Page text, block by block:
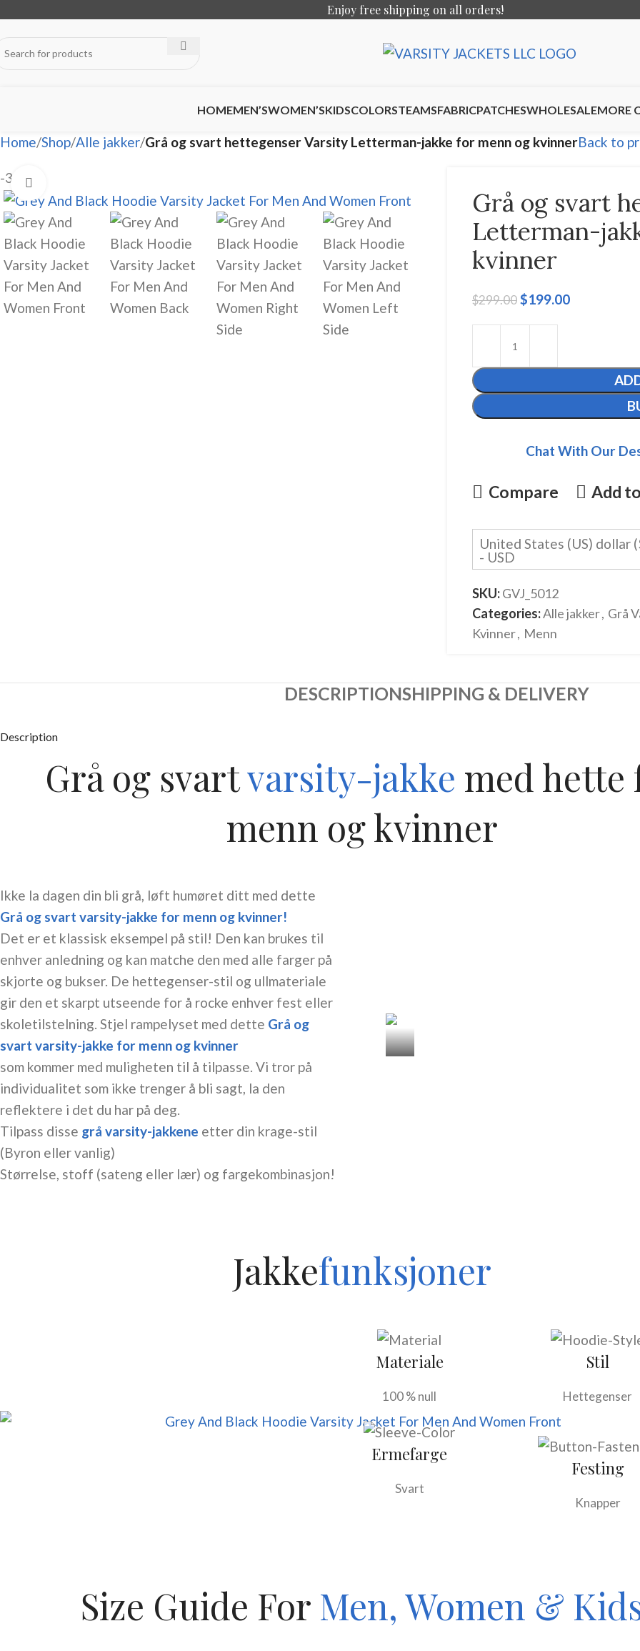
Enjoy free shipping on all orders!
HOMEMEN’SWOMEN’SKIDSCOLORSTEAMSFABRICPATCHESWHOLESALEMORE
Home Shop Alle jakker Grå og svart hettegenser Varsity Letterman-jakke for menn og kvinnerBack to
-33%
Grå og svart
Letterman-
kvinner
$299.00$199.00
Chat With Our
Compare Add
United States (US) dollar
- USD
SKU:GVJ_5012
Categories:Alle jakker, Grå
Kvinner, Menn
DESCRIPTIONSHIPPING & DELIVERY
Description
Grå og svartvarsity-jakke med hette
menn og kvinner
Ikke la dagen din bli grå, løft humøret ditt med dette
Grå og svart varsity-jakke for menn og kvinner!
Det er et klassisk eksempel på stil! Den kan brukes til
enhver anledning og kan matche den med alle farger på
skjorte og bukser. De hettegenser-stil og ullmateriale
gir den et skarpt utseende for å rocke enhver fest eller
skoletilstelning. Stjel rampelyset med dette Grå og
svart varsity-jakke for menn og kvinner
som kommer med muligheten til å tilpasse. Vi tror på
individualitet som ikke trenger å bli sagt, la den
reflektere i det du har på deg.
Tilpass disse grå varsity-jakkene etter din krage-stil
(Byron eller vanlig)
Størrelse, stoff (sateng eller lær) og fargekombinasjon!
Jakkefunksjoner
Materiale
100 % null
Ermefarge
Svart
Stil
Hettegenser
Festing
Knapper
Size Guide For Men, Women &